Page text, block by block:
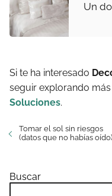
Un
Si te ha interesado
seguir explorando
Soluciones.
Tomar el sol sin riesgos
(datos que no habías oído)
Buscar